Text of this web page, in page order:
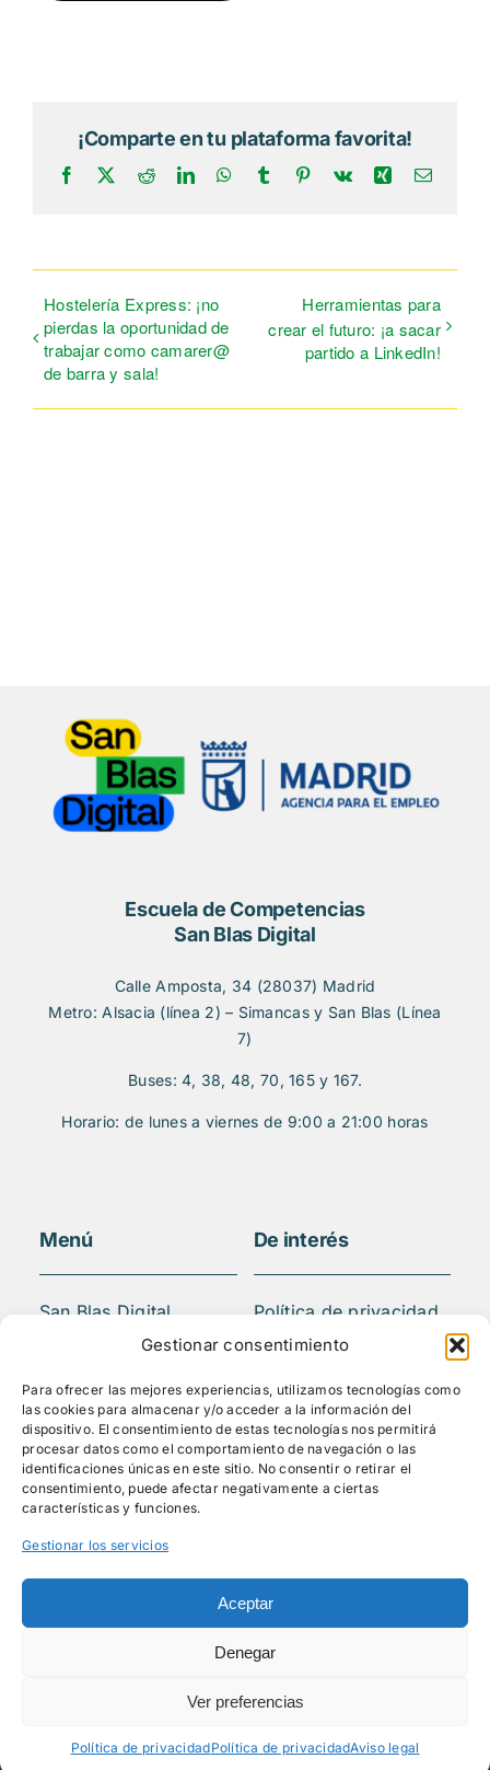
Gestionar consentimiento
Para ofrecer las mejores experiencias, utilizamos tecnologías como
las cookies para almacenar y/o acceder a la información del
dispositivo. El consentimiento de estas tecnologías nos permitirá
procesar datos como el comportamiento de navegación o las
identificaciones únicas en este sitio. No consentir o retirar el
consentimiento, puede afectar negativamente a ciertas
características y funciones.
Gestionar los servicios
Aceptar
Denegar
Ver preferencias
Política de privacidadPolítica de privacidadAviso legal
¡Comparte en tu plataforma favorita!
Facebook RedditLinkedInWhatsApp
Tumblr Pinterest
Vk XingCorreo
Hostelería Express: ¡no
pierdas la oportunidad de
trabajar como camarer@
de barra y sala!
Herramientas para
crear el futuro: ¡a sacar
partido a LinkedIn!
Escuela de Competencias
San Blas Digital
Calle Amposta, 34 (28037) Madrid
Metro: Alsacia (línea 2) – Simancas y San Blas (Línea
7)
Buses: 4, 38, 48, 70, 165 y 167.
Horario: de lunes a viernes de 9:00 a 21:00 horas
Menú
San Blas Digital
Quiénes somos
Actividades
Blog
Mediateca
Contacto
De interés
Política de privacidad
Aviso legal
© Todos los derechos reservados - 2026 |
Ayuntamiento de Madrid